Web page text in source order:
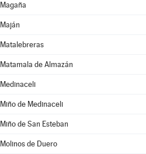
Magaña
Maján
Matalebreras
Matamala de Almazán
Medinaceli
Miño de Medinaceli
Miño de San Esteban
Molinos de Duero